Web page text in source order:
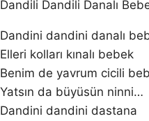
Dandili Dandili Danalı
Dandini dandini danalı
Elleri kolları kınalı bebek
Benim de yavrum cicili
Yatsın da büyüsün ninni…
Dandini dandini dastana